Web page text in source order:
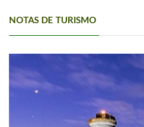
NOTAS DE TURISMO